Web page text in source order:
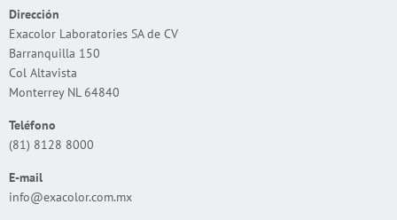
Interperismo
Microscopios
Pruebas Físicas
Taber
Tensión de la Superficie
Dirección
Exacolor Laboratories SA de CV
Barranquilla 150
Col Altavista
Monterrey NL 64840
Teléfono
(81) 8128 8000
E-mail
info@exacolor.com.mx